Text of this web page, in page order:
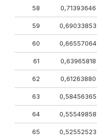
58 0,71393646
59 0,69033853
60 0,66557064
61 0,63965818
62 0,61263880
63 0,58456365
64 0,55549858
65 0,52552523